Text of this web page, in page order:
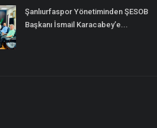
Şanlıurfaspor Yönetiminden ŞESOB
Başkanı İsmail Karacabey’e...